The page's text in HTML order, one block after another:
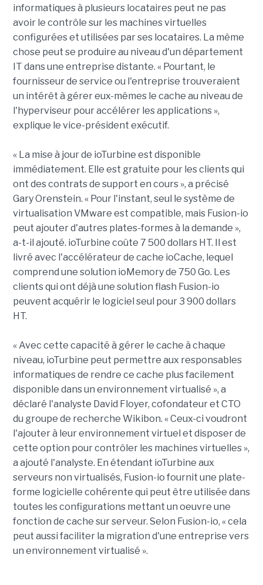
informatiques à plusieurs locataires peut ne pas
avoir le contrôle sur les machines virtuelles
configurées et utilisées par ses locataires. La même
chose peut se produire au niveau d'un département
IT dans une entreprise distante. « Pourtant, le
fournisseur de service ou l'entreprise trouveraient
un intérêt à gérer eux-mêmes le cache au niveau de
l'hyperviseur pour accélérer les applications »,
explique le vice-président exécutif.
« La mise à jour de ioTurbine est disponible
immédiatement. Elle est gratuite pour les clients qui
ont des contrats de support en cours », a précisé
Gary Orenstein. « Pour l'instant, seul le système de
virtualisation VMware est compatible, mais Fusion-io
peut ajouter d'autres plates-formes à la demande »,
a-t-il ajouté. ioTurbine coûte 7 500 dollars HT. Il est
livré avec l'accélérateur de cache ioCache, lequel
comprend une solution ioMemory de 750 Go. Les
clients qui ont déjà une solution flash Fusion-io
peuvent acquérir le logiciel seul pour 3 900 dollars
HT.
« Avec cette capacité à gérer le cache à chaque
niveau, ioTurbine peut permettre aux responsables
informatiques de rendre ce cache plus facilement
disponible dans un environnement virtualisé », a
déclaré l'analyste David Floyer, cofondateur et CTO
du groupe de recherche Wikibon. « Ceux-ci voudront
l'ajouter à leur environnement virtuel et disposer de
cette option pour contrôler les machines virtuelles »,
a ajouté l'analyste. En étendant ioTurbine aux
serveurs non virtualisés, Fusion-io fournit une plate-
forme logicielle cohérente qui peut être utilisée dans
toutes les configurations mettant un oeuvre une
fonction de cache sur serveur. Selon Fusion-io, « cela
peut aussi faciliter la migration d'une entreprise vers
un environnement virtualisé ».